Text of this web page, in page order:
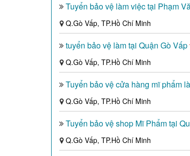
Tuyển bảo vệ làm việc tại Phạm
Q.Gò Vấp, TP.Hồ Chí Minh
tuyển bảo vệ làm tại Quận Gò Vấp
Q.Gò Vấp, TP.Hồ Chí Minh
Tuyển bảo vệ cửa hàng mĩ phẩm
Q.Gò Vấp, TP.Hồ Chí Minh
Tuyển bảo vệ shop Mĩ Phẩm tại
Q.Gò Vấp, TP.Hồ Chí Minh